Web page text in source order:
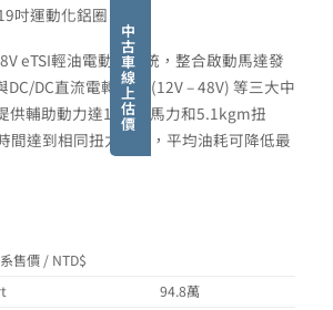
中
古
車
線
上
估
價
吋運動化鋁圈。
eTSI輕油電動力系統，整合啟動馬達發
DC/DC直流電轉換器 (12V – 48V) 等三大中
供輔助動力達12.2匹馬力和5.1kgm扭
間達到相同扭力輸出，平均油耗可降低最
售價 / NTD$
94.8萬